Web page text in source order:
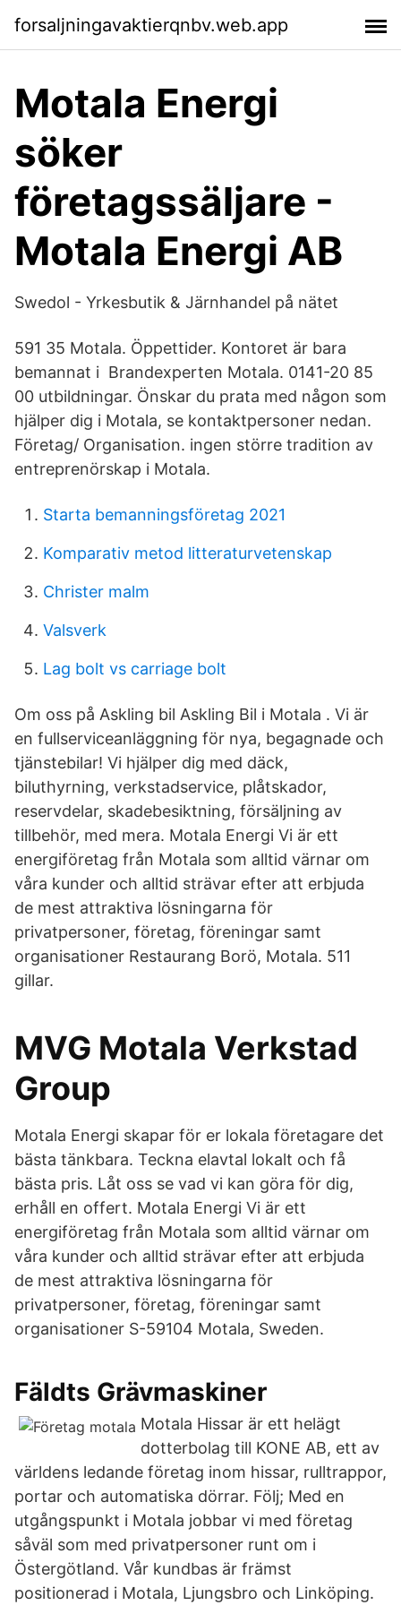
forsaljningavaktierqnbv.web.app
Motala Energi
söker
företagssäljare -
Motala Energi AB
Swedol - Yrkesbutik & Järnhandel på nätet
591 35 Motala. Öppettider. Kontoret är bara
bemannat i Brandexperten Motala. 0141-20 85
00 utbildningar. Önskar du prata med någon som
hjälper dig i Motala, se kontaktpersoner nedan.
Företag/ Organisation. ingen större tradition av
entreprenörskap i Motala.
Starta bemanningsföretag 2021
Komparativ metod litteraturvetenskap
Christer malm
Valsverk
Lag bolt vs carriage bolt
Om oss på Askling bil Askling Bil i Motala . Vi är
en fullserviceanläggning för nya, begagnade och
tjänstebilar! Vi hjälper dig med däck,
biluthyrning, verkstadservice, plåtskador,
reservdelar, skadebesiktning, försäljning av
tillbehör, med mera. Motala Energi Vi är ett
energiföretag från Motala som alltid värnar om
våra kunder och alltid strävar efter att erbjuda
de mest attraktiva lösningarna för
privatpersoner, företag, föreningar samt
organisationer Restaurang Borö, Motala. 511
gillar.
MVG Motala Verkstad
Group
Motala Energi skapar för er lokala företagare det
bästa tänkbara. Teckna elavtal lokalt och få
bästa pris. Låt oss se vad vi kan göra för dig,
erhåll en offert. Motala Energi Vi är ett
energiföretag från Motala som alltid värnar om
våra kunder och alltid strävar efter att erbjuda
de mest attraktiva lösningarna för
privatpersoner, företag, föreningar samt
organisationer S-59104 Motala, Sweden.
Fäldts Grävmaskiner
Motala Hissar är ett helägt
dotterbolag till KONE AB, ett av
världens ledande företag inom hissar, rulltrappor,
portar och automatiska dörrar. Följ; Med en
utgångspunkt i Motala jobbar vi med företag
såväl som med privatpersoner runt om i
Östergötland. Vår kundbas är främst
positionerad i Motala, Ljungsbro och Linköping.